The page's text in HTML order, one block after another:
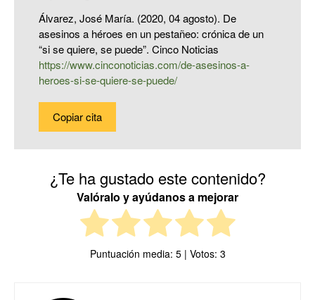
Álvarez, José María. (2020, 04 agosto). De
asesinos a héroes en un pestañeo: crónica de un
“si se quiere, se puede”. Cinco Noticias
https://www.cinconoticias.com/de-asesinos-a-
heroes-si-se-quiere-se-puede/
Copiar cita
¿Te ha gustado este contenido?
Valóralo y ayúdanos a mejorar
Puntuación media: 5| Votos: 3